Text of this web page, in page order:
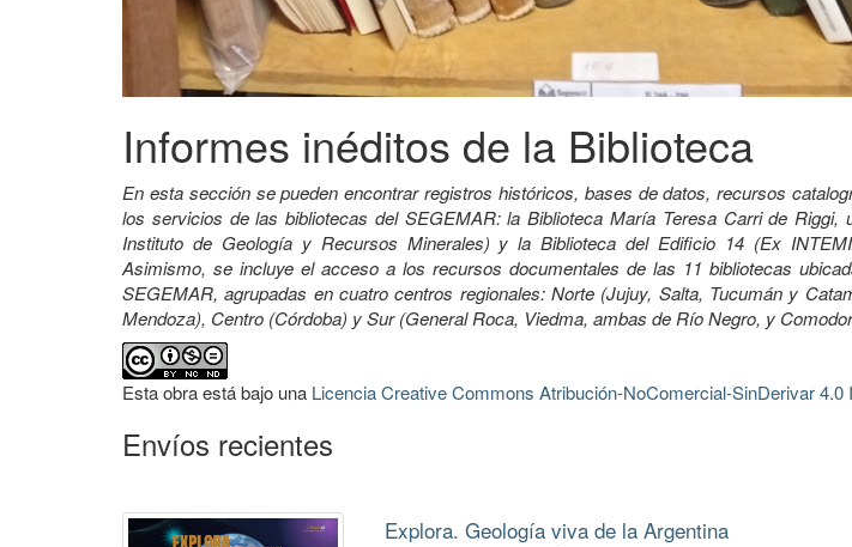
Informes inéditos de la Biblioteca
En esta sección se pueden encontrar registros históricos, bases de datos, recursos
los servicios de las bibliotecas del SEGEMAR: la Biblioteca María Teresa Carri de
Instituto de Geología y Recursos Minerales) y la Biblioteca del Edificio 14 (Ex
Asimismo, se incluye el acceso a los recursos documentales de las 11 bibliotecas
SEGEMAR, agrupadas en cuatro centros regionales: Norte (Jujuy, Salta, Tucumán y
Mendoza), Centro (Córdoba) y Sur (General Roca, Viedma, ambas de Río Negro, y
Esta obra está bajo una Licencia Creative Commons Atribución-NoComercial-SinDerivar 4.0
Envíos recientes
Explora. Geología viva de la Argentina